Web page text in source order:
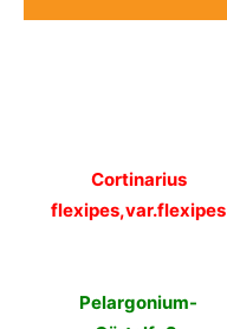
Cortinarius
flexipes,var.flexipes
Pelargonium-